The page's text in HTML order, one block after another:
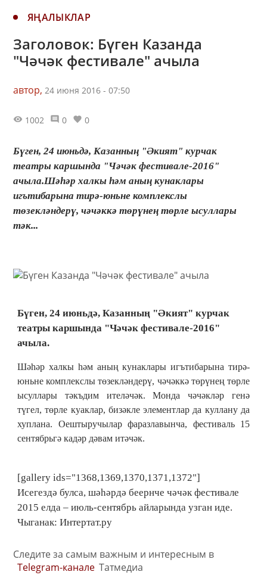
ЯҢАЛЫКЛАР
Заголовок: Бүген Казанда
"Чәчәк фестивале" ачыла
автор, 24 июня 2016 - 07:50
1002 0 0
Бүген, 24 июньдә, Казанның "Әкият" курчак
театры каршында "Чәчәк фестивале-2016"
ачыла.Шәһәр халкы һәм аның кунаклары
игътибарына тирә-юньне комплекслы
төзекләндерү, чәчәккә төрүнең төрле ысуллары
тәк...
Бүген, 24 июньдә, Казанның "Әкият" курчак
театры каршында "Чәчәк фестивале-2016"
ачыла.
Шәһәр халкы һәм аның кунаклары игътибарына тирә-
юньне комплекслы төзекләндерү, чәчәккә төрүнең төрле
ысуллары тәкъдим ителәчәк. Монда чәчәкләр генә
түгел, төрле куаклар, бизәкле элементлар да куллану да
хуплана. Оештыручылар фаразлавынча, фестиваль 15
сентябрьгә кадәр дәвам итәчәк.
[gallery ids="1368,1369,1370,1371,1372"]
Исегездә булса, шәһәрдә беернче чәчәк фестивале
2015 елда – июль-сентябрь айларында узган иде.
Чыганак: Интертат.ру
Следите за самым важным и интересным в
Telegram-канале Татмедиа